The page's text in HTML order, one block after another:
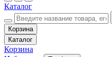
Каталог
Корзина
Каталог
Корзина